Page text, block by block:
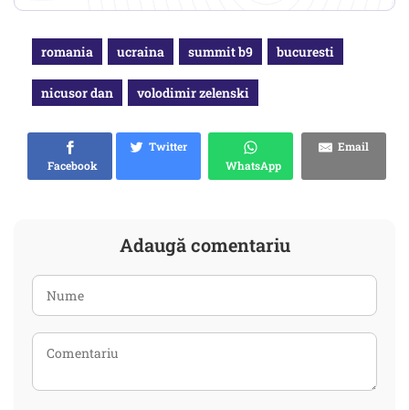
romania ucraina summit b9 bucuresti
nicusor dan volodimir zelenski
Facebook
Twitter
WhatsApp
Email
Adaugă comentariu